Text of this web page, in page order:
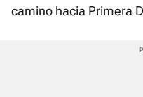
camino hacia Primera